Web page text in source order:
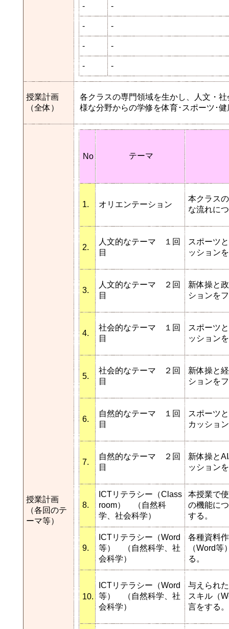
- -
- -
- -
- -
授業計画
（全体）
各クラスの専門領域を生かし、人文・
様な分野からの学修を体育･スポーツ･
授業計画
（各回のテ
ーマ等）
No テーマ
1. オリエンテーション
本クラス
な流れに
2.
人文的なテーマ １回
目
スポーツ
ッション
3.
人文的なテーマ ２回
目
新体操と
ションを
4.
社会的なテーマ １回
目
スポーツ
ッション
5.
社会的なテーマ ２回
目
新体操と
ションを
6.
自然的なテーマ １回
目
スポーツ
カッショ
7.
自然的なテーマ ２回
目
新体操と
ッション
8.
ICTリテラシー（Class
room） （自然科
学、社会科学）
本授業で
の機能に
する。
9.
ICTリテラシー（Word
等） （自然科学、社
会科学）
各種資料
（Word
る。
10.
ICTリテラシー（Word
等） （自然科学、社
会科学）
与えられ
スキル（
言をする。